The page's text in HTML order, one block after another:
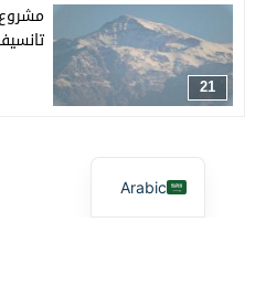
21
Arabic